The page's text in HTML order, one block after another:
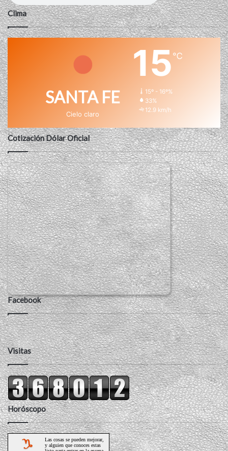
Clima
SANTA FE
Cielo claro
15℃
15º - 16º%
33%
12.9 km/h
Cotización Dólar Oficial
Facebook
Visitas
Horóscopo